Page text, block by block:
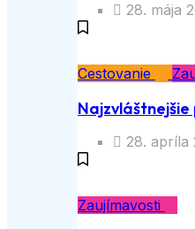
28. mája
Cestovanie
28. apríla
Zaujímavosti